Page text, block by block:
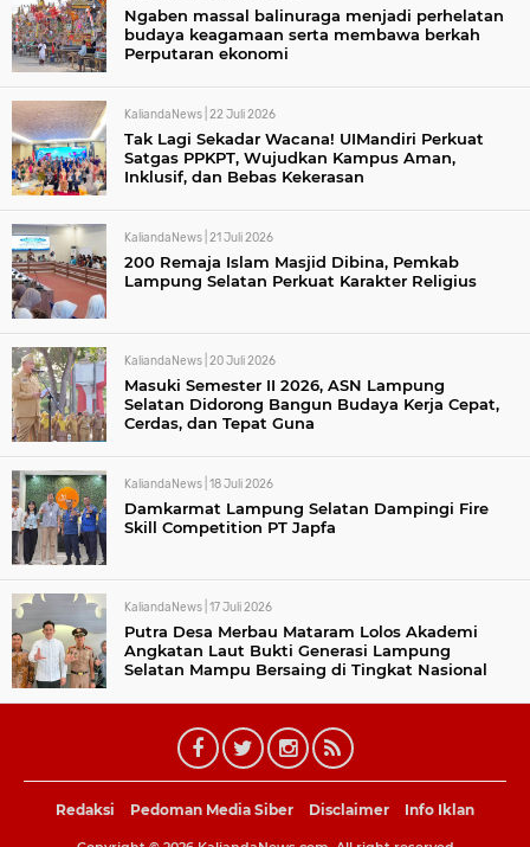
Ngaben massal balinuraga menjadi perhelatan
budaya keagamaan serta membawa berkah
Perputaran ekonomi
KaliandaNews | 22 Juli 2026
Tak Lagi Sekadar Wacana! UIMandiri Perkuat
Satgas PPKPT, Wujudkan Kampus Aman,
Inklusif, dan Bebas Kekerasan
KaliandaNews | 21 Juli 2026
200 Remaja Islam Masjid Dibina, Pemkab
Lampung Selatan Perkuat Karakter Religius
KaliandaNews | 20 Juli 2026
Masuki Semester II 2026, ASN Lampung
Selatan Didorong Bangun Budaya Kerja Cepat,
Cerdas, dan Tepat Guna
KaliandaNews | 18 Juli 2026
Damkarmat Lampung Selatan Dampingi Fire
Skill Competition PT Japfa
KaliandaNews | 17 Juli 2026
Putra Desa Merbau Mataram Lolos Akademi
Angkatan Laut Bukti Generasi Lampung
Selatan Mampu Bersaing di Tingkat Nasional
Redaksi Pedoman Media Siber Disclaimer Info Iklan